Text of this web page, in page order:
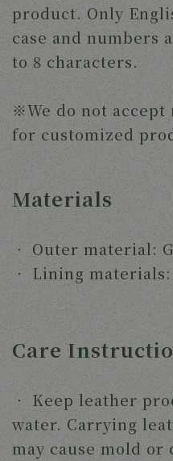
product. Only
case and numbers
to 8 characters.
※We do not accept
for customized
Materials
‧ Outer material:
‧ Lining materials:
Care
‧ Keep leather
water. Carrying
may cause mold or